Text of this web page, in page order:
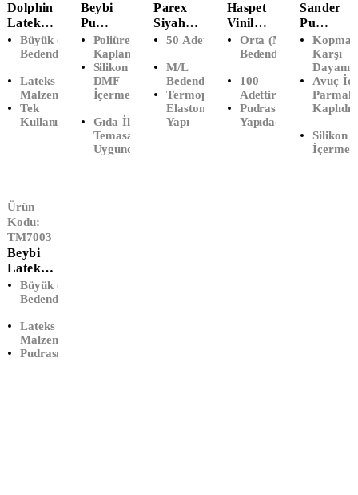
Dolphin
Lateks
Pudralı
Muayen
Eldiveni
(L-
Büyük)
Büyük (L)
Bedendir
Lateks
Malzemedir
Tek
Kullanımlıktır
Beybi
Pu
Touch
Siyah
Eldiven
(No:8)
Poliüretan
Kaplama
Silikon Ve
DMF
İçermez
Gıda İle
Temasa
Uygundur
Parex
Siyah
50'li
At Tpe
Eldiven
(M/L)
50 Adettir
M/L
Bedendir
Termoplastik
Elastomer
Yapı
Haspet
Vinil
Pudrasız
Muayen
Eldiveni
(M-
Orta)
Orta (M)
Bedendir
100
Adettir
Pudrasız
Yapıdadır
Sander
Pu
Montaj
Eldiveni
(No:9)
Karşı
Avuç İçi
Kaplıdır.
Silikon
İçermez.
Ürün
Kodu:
TM7003
Beybi
Lateks
Pudrasız
Muayen
Eldiveni
(L-
Büyük)
Büyük (L)
Bedendir
Lateks
Malzemedir
Pudrasızdır